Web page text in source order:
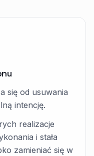
się od usuwania
intencję.
realizacje
i stała
zamieniać się w